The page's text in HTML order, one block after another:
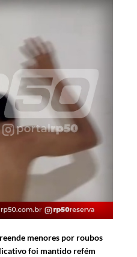
menores por roubos
foi mantido refém